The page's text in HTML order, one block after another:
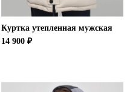
Куртка утепленная мужская
14 900 ₽